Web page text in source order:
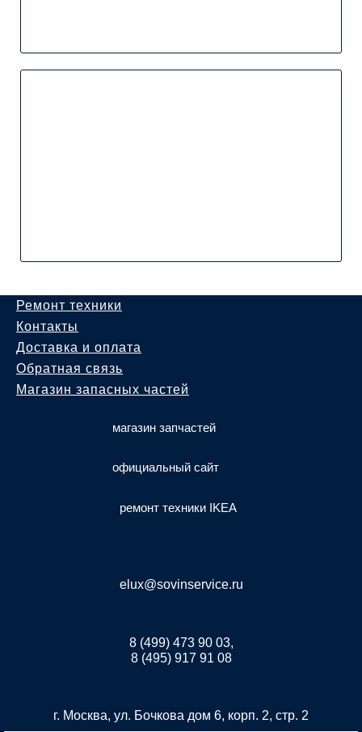
Ремонт техники
Контакты
Доставка и оплата
Обратная связь
Магазин запасных частей
магазин запчастей
официальный сайт
ремонт техники IKEA
elux@sovinservice.ru
8 (499) 473 90 03,
8 (495) 917 91 08
г. Москва, ул. Бочкова дом 6, корп. 2, стр. 2